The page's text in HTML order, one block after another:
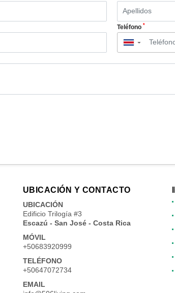
Teléfono *
▼
UBICACIÓN Y CONTACTO
UBICACIÓN
Edificio Trilogía #3
Escazú - San José - Costa Rica
MÓVIL
+50683920999
TELÉFONO
+50647072734
EMAIL